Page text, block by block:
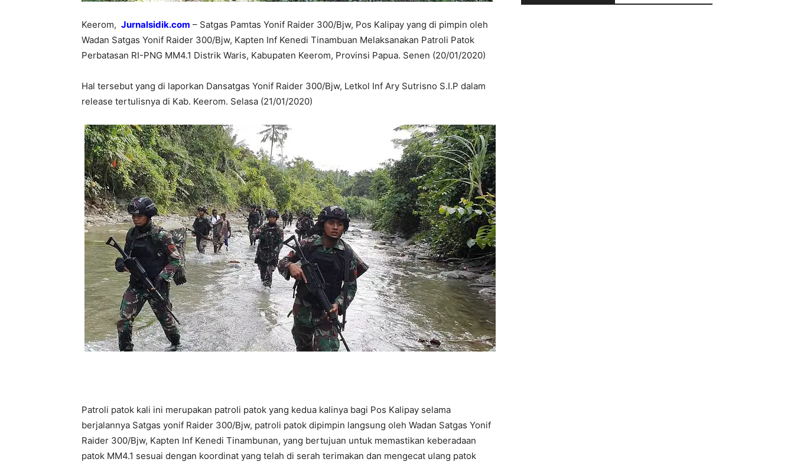
Keerom, Jurnalsidik.com – Satgas Pamtas Yonif Raider 300/Bjw, Pos Kalipay yang di pimpin oleh
Wadan Satgas Yonif Raider 300/Bjw, Kapten Inf Kenedi Tinambuan Melaksanakan Patroli Patok
Perbatasan RI-PNG MM4.1 Distrik Waris, Kabupaten Keerom, Provinsi Papua. Senen (20/01/2020)
Hal tersebut yang di laporkan Dansatgas Yonif Raider 300/Bjw, Letkol Inf Ary Sutrisno S.I.P dalam
release tertulisnya di Kab. Keerom. Selasa (21/01/2020)
Patroli patok kali ini merupakan patroli patok yang kedua kalinya bagi Pos Kalipay selama
berjalannya Satgas yonif Raider 300/Bjw, patroli patok dipimpin langsung oleh Wadan Satgas Yonif
Raider 300/Bjw, Kapten Inf Kenedi Tinambunan, yang bertujuan untuk memastikan keberadaan
patok MM4.1 sesuai dengan koordinat yang telah di serah terimakan dan mengecat ulang patok